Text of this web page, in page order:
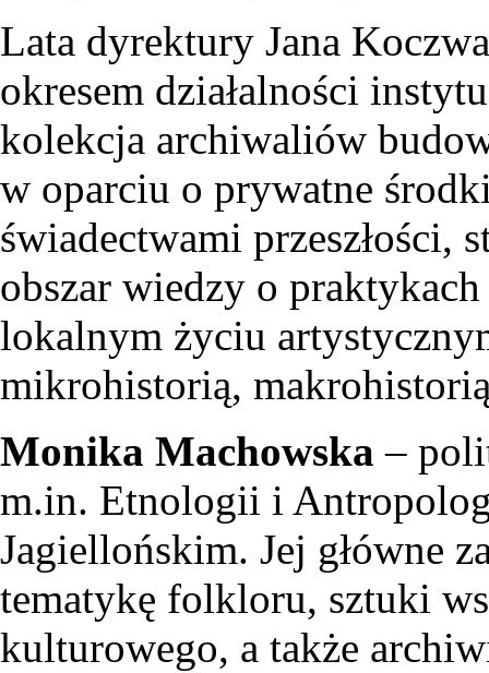
Lata dyrektury Jana
okresem działalności
kolekcja archiwaliów
w oparciu o prywatne
świadectwami przeszłości,
obszar wiedzy o
lokalnym życiu
mikrohistorią,
Monika Machowska–
m.in. Etnologii i
Jagiellońskim. Jej główne
tematykę folkloru, sztuki
kulturowego, a także